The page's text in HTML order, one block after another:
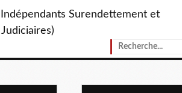
Surendettement et